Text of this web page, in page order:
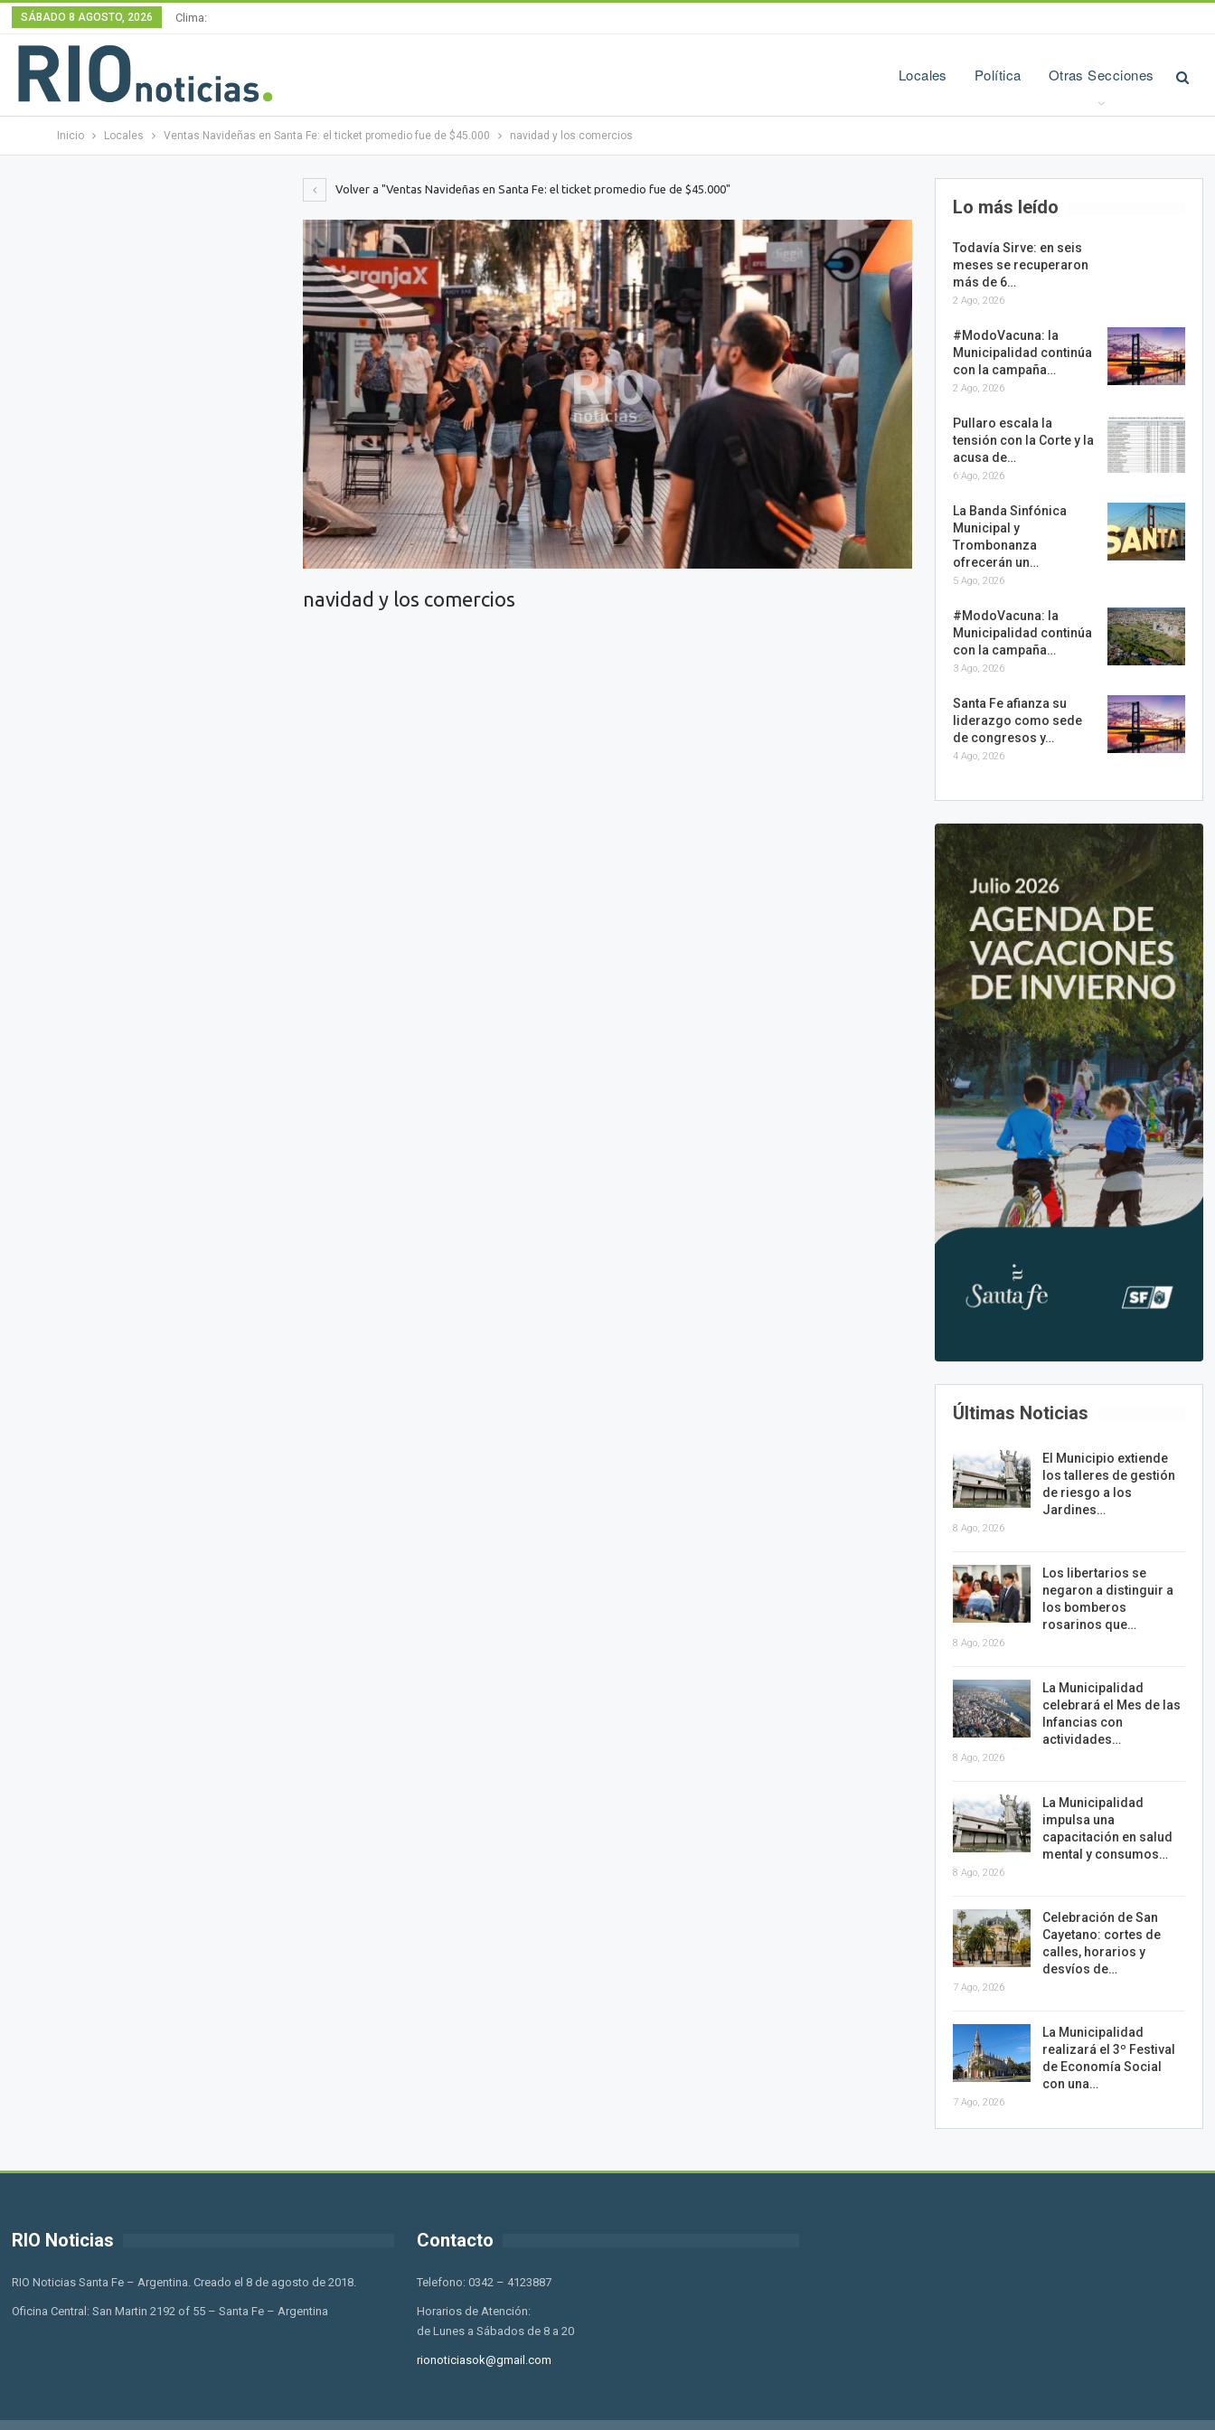
SÁBADO 8 AGOSTO, 2026 Clima:
Locales Política Otras Secciones
Inicio Locales Ventas Navideñas en Santa Fe: el ticket promedio fue de $45.000 navidad y los comercios
Volver a "Ventas Navideñas en Santa Fe: el ticket promedio fue de $45.000"
navidad y los comercios
Lo más leído
Todavía Sirve: en seis
meses se recuperaron
más de 6…
2 Ago, 2026
#ModoVacuna: la
Municipalidad continúa
con la campaña…
2 Ago, 2026
Pullaro escala la
tensión con la Corte y la
acusa de…
6 Ago, 2026
La Banda Sinfónica
Municipal y
Trombonanza
ofrecerán un…
5 Ago, 2026
#ModoVacuna: la
Municipalidad continúa
con la campaña…
3 Ago, 2026
Santa Fe afianza su
liderazgo como sede
de congresos y…
4 Ago, 2026
Últimas Noticias
El Municipio extiende
los talleres de gestión
de riesgo a los
Jardines…
8 Ago, 2026
Los libertarios se
negaron a distinguir a
los bomberos
rosarinos que…
8 Ago, 2026
La Municipalidad
celebrará el Mes de las
Infancias con
actividades…
8 Ago, 2026
La Municipalidad
impulsa una
capacitación en salud
mental y consumos…
8 Ago, 2026
Celebración de San
Cayetano: cortes de
calles, horarios y
desvíos de…
7 Ago, 2026
La Municipalidad
realizará el 3º Festival
de Economía Social
con una…
7 Ago, 2026
RIO Noticias
RIO Noticias Santa Fe – Argentina. Creado el 8 de agosto de 2018.
Oficina Central: San Martin 2192 of 55 – Santa Fe – Argentina
Contacto
Telefono: 0342 – 4123887
Horarios de Atención:
de Lunes a Sábados de 8 a 20
rionoticiasok@gmail.com